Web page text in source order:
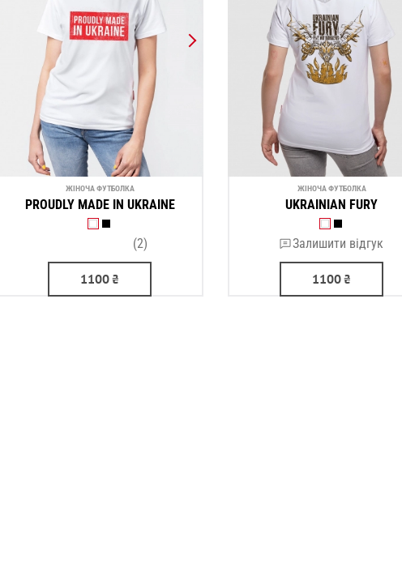
ЖІНОЧА ФУТБОЛКА
PROUDLY MADE IN UKRAINE
(2)
1100₴
ЖІНОЧА ФУТБОЛКА
UKRAINIAN FURY
Залишити відгук
1100₴